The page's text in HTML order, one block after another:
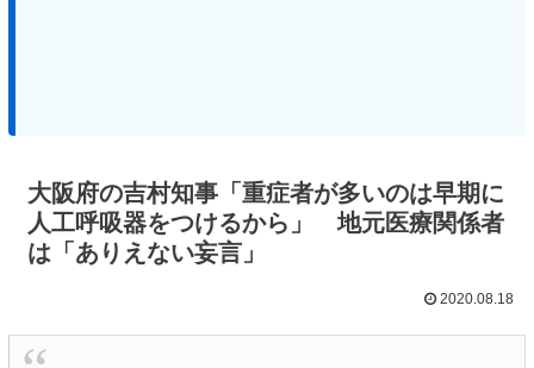
大阪府の吉村知事「重症者が多いのは早期に
人工呼吸器をつけるから」 地元医療関係者
は「ありえない妄言」
2020.08.18